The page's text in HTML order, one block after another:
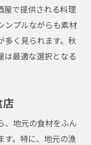
屋で提供される料理
ンプルながらも素材
多く見られます。秋
は最適な選択となる
店
、地元の食材をふん
す。特に、地元の漁